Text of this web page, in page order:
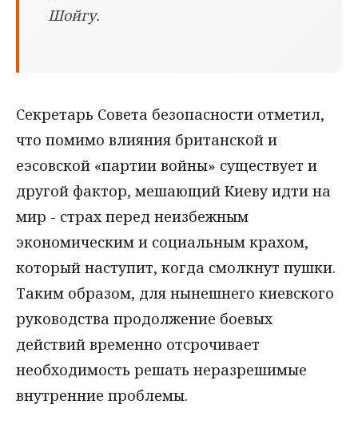
Шойгу.
Секретарь Совета безопасности отметил,
что помимо влияния британской и
еэсовской «партии войны» существует и
другой фактор, мешающий Киеву идти на
мир - страх перед неизбежным
экономическим и социальным крахом,
который наступит, когда смолкнут пушки.
Таким образом, для нынешнего киевского
руководства продолжение боевых
действий временно отсрочивает
необходимость решать неразрешимые
внутренние проблемы.